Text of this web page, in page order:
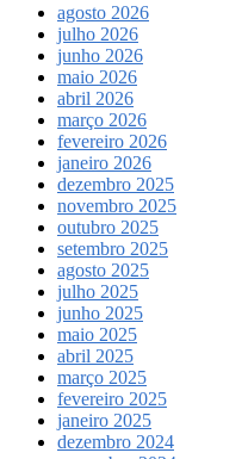
agosto 2026
julho 2026
junho 2026
maio 2026
abril 2026
março 2026
fevereiro 2026
janeiro 2026
dezembro 2025
novembro 2025
outubro 2025
setembro 2025
agosto 2025
julho 2025
junho 2025
maio 2025
abril 2025
março 2025
fevereiro 2025
janeiro 2025
dezembro 2024